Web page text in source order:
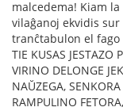
malcedema! Kiam
vilaĝanoj ekvidis
tranĉtabulon el
TIE KUSAS JESTAZO
VIRINO DELONGE
NAŬZEGA,
RAMPULINO